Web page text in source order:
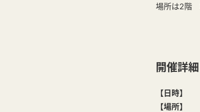
場所は2階
開催詳細
【日時
【場所